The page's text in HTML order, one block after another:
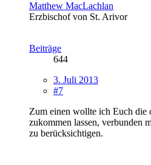
Matthew MacLachlan
Erzbischof von St. Arivor
Beiträge
644
3. Juli 2013
#7
Zum einen wollte ich Euch die
zukommen lassen, verbunden
zu berücksichtigen.